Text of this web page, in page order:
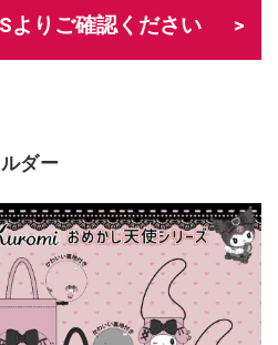
よりご確認ください
ダー